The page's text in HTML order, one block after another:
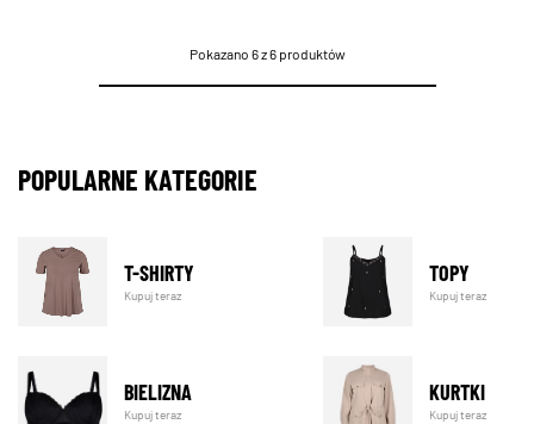
Pokazano 6 z 6 produktów
POPULARNE KATEGORIE
T-SHIRTY
Kupuj teraz
TOPY
Kupuj teraz
BIELIZNA
Kupuj teraz
KURTKI
Kupuj teraz